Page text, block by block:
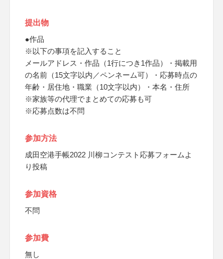
提出物
●作品
※以下の事項を記入すること
メールアドレス・作品（1行につき1作品）・掲載用
の名前（15文字以内／ペンネーム可）・応募時点の
年齢・居住地・職業（10文字以内）・本名・住所
※家族等の代理でまとめての応募も可
※応募点数は不問
参加方法
成田空港手帳2022 川柳コンテスト応募フォームよ
り投稿
参加資格
不問
参加費
無し